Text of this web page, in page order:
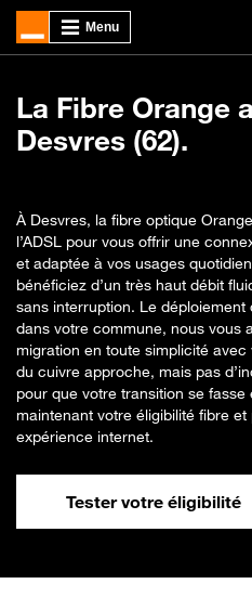
La Fibre Orange
Desvres (62).
À Desvres, la fibre optique
l’ADSL pour vous offrir une
et adaptée à vos usages
bénéficiez d’un très haut débit
sans interruption. Le
dans votre commune, nous vous
migration en toute simplicité avec
du cuivre approche, mais pas
pour que votre transition se fasse
maintenant votre éligibilité fibre
expérience internet.
Tester votre éligibilité